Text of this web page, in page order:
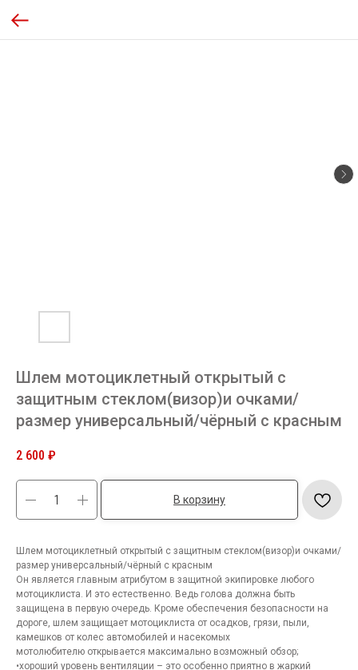
Шлем мотоциклетный открытый с
защитным стеклом(визор)и очками/
размер универсальный/чёрный с красным
2 600 ₽
В корзину
Шлем мотоциклетный открытый с защитным стеклом(визор)и очками/
размер универсальный/чёрный с красным
Он является главным атрибутом в защитной экипировке любого
мотоциклиста. И это естественно. Ведь голова должна быть
защищена в первую очередь. Кроме обеспечения безопасности на
дороге, шлем защищает мотоциклиста от осадков, грязи, пыли,
камешков от колес автомобилей и насекомых
мотолюбителю открывается максимально возможный обзор;
•хороший уровень вентиляции – это особенно приятно в жаркий